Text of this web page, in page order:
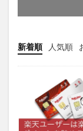
新着順 人気順